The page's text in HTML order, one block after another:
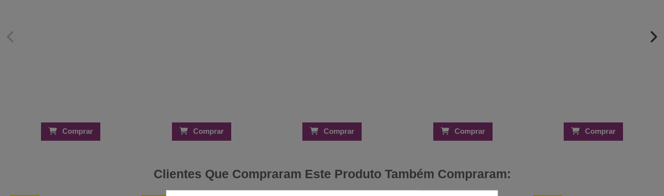
Comprar Comprar Comprar Comprar Comprar
Clientes Que Compraram Este Produto Também Compraram: